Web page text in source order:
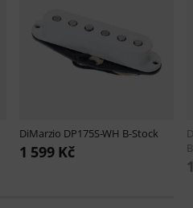
DiMarzio DP175S-WH B-Stock
1 599 Kč